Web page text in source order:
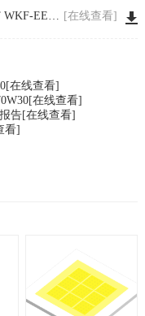
EE0003 [在线查看]
[在线查看]
[在线查看]
告[在线查看]
看]